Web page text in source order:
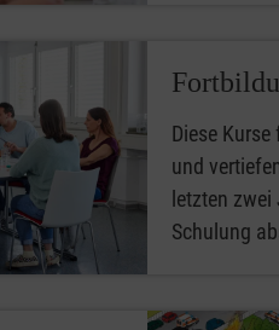
Diese
und
letzten zwei
Schulung